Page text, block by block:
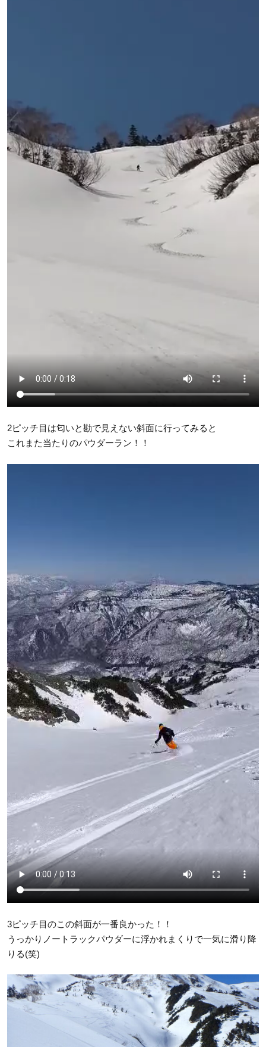
2ピッチ目は匂いと勘で見えない斜面に行ってみると
これまた当たりのパウダーラン！！
3ピッチ目のこの斜面が一番良かった！！
うっかりノートラックパウダーに浮かれまくりで一気に滑り降
りる(笑)